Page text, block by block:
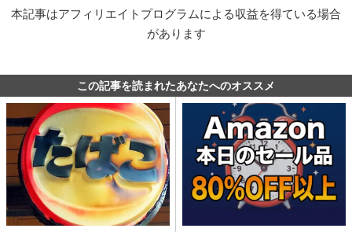
本記事はアフィリエイトプログラムによる収益を得ている場合
があります
この記事を読まれたあなたへのオススメ